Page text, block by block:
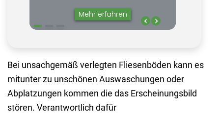
Bei unsachgemäß verlegten Fliesenböden kann es
mitunter zu unschönen Auswaschungen oder
Abplatzungen kommen die das Erscheinungsbild
stören. Verantwortlich dafür